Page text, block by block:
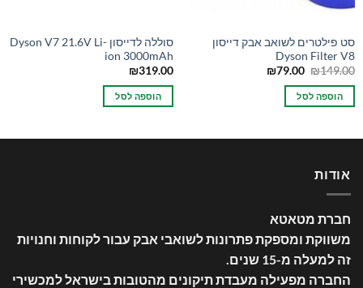
סט פילטרים לשואב אבק דייסון
Dyson Filter V8
₪149.00
המחיר
היה:
₪149.00.
₪79.00
המחיר
הוספה לסל
סוללה לדייסון Dyson V7 21.6V Li-
ion 3000mAh
₪319.00
הוספה לסל
אודות
חברת מטאטא
משווקת ומספקת פתרונות לשואבי אבק עבור לקוחות וחנויות
זה למעלה מ-15 שנים
החברה מפעילה מעבדת תיקונים מהטובות בישראל למכשירי